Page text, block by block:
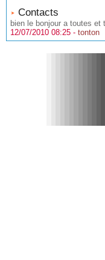
Contacts
bien le bonjour a toutes
12/07/2010 08:25 - tonton